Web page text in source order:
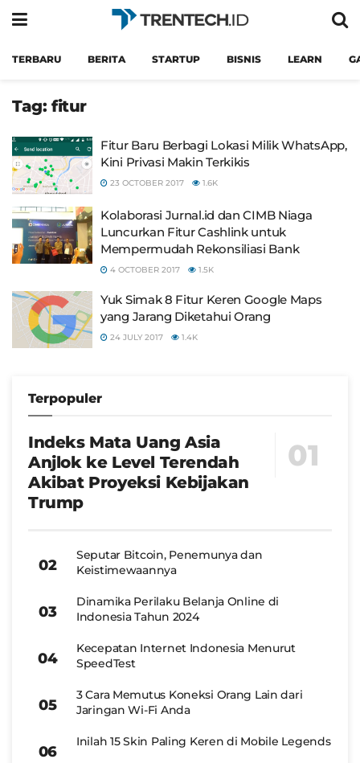
TERBARU BERITA STARTUP BISNIS LEARN
Tag: fitur
Fitur Baru Berbagi Lokasi Milik WhatsApp,
Kini Privasi Makin Terkikis
23 OCTOBER 2017 1.6K
Kolaborasi Jurnal.id dan CIMB Niaga
Luncurkan Fitur Cashlink untuk
Mempermudah Rekonsiliasi Bank
4 OCTOBER 2017 1.5K
Yuk Simak 8 Fitur Keren Google Maps
yang Jarang Diketahui Orang
24 JULY 2017 1.4K
Terpopuler
Indeks Mata Uang Asia
Anjlok ke Level Terendah
Akibat Proyeksi Kebijakan
Trump
Seputar Bitcoin, Penemunya dan
Keistimewaannya
Dinamika Perilaku Belanja Online di
Indonesia Tahun 2024
Kecepatan Internet Indonesia Menurut
SpeedTest
3 Cara Memutus Koneksi Orang Lain dari
Jaringan Wi-Fi Anda
Inilah 15 Skin Paling Keren di Mobile Legends